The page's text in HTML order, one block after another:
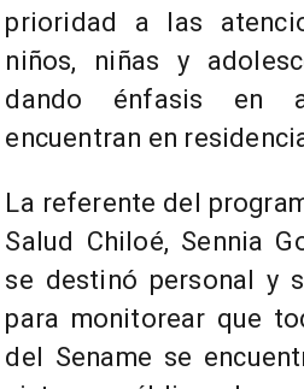
prioridad a las
niños, niñas y
dando énfasis en
encuentran en
La referente del
Salud Chiloé, Sennia
se destinó personal y
para monitorear que
del Sename se